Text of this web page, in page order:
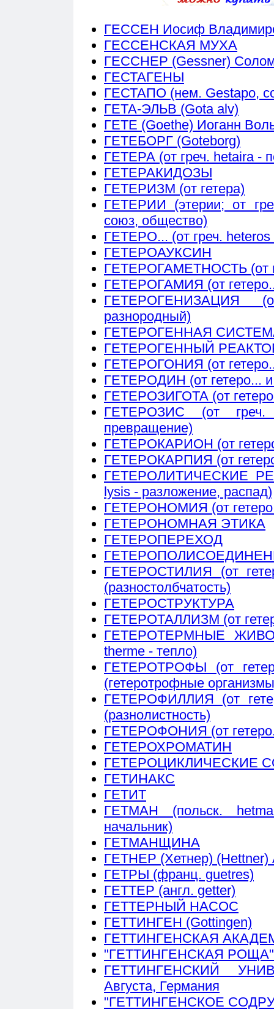
ГЕССЕН Иосиф
ГЕССЕНСКАЯ МУХА
ГЕССНЕР (Gessner)
ГЕСТАГЕНЫ
ГЕСТАПО (нем. Gestapo,
ГЕТА-ЭЛЬВ (Gota alv)
ГЕТЕ (Goethe) Иоганн
ГЕТЕБОРГ (Goteborg)
ГЕТЕРА (от греч. hetaira -
ГЕТЕРАКИДОЗЫ
ГЕТЕРИЗМ (от гетера)
ГЕТЕРИИ (этерии; от
союз, общество)
ГЕТЕРО... (от греч. heteros
ГЕТЕРОАУКСИН
ГЕТЕРОГАМЕТНОСТЬ (от
ГЕТЕРОГАМИЯ (от
ГЕТЕРОГЕНИЗАЦИЯ
разнородный)
ГЕТЕРОГЕННАЯ
ГЕТЕРОГЕННЫЙ
ГЕТЕРОГОНИЯ (от
ГЕТЕРОДИН (от гетеро... и
ГЕТЕРОЗИГОТА (от
ГЕТЕРОЗИС (от греч.
превращение)
ГЕТЕРОКАРИОН (от
ГЕТЕРОКАРПИЯ (от
ГЕТЕРОЛИТИЧЕСКИЕ
lysis - разложение, распад)
ГЕТЕРОНОМИЯ (от
ГЕТЕРОНОМНАЯ ЭТИКА
ГЕТЕРОПЕРЕХОД
ГЕТЕРОСТИЛИЯ (от
(разностолбчатость)
ГЕТЕРОСТРУКТУРА
ГЕТЕРОТАЛЛИЗМ (от
ГЕТЕРОТЕРМНЫЕ
therme - тепло)
ГЕТЕРОТРОФЫ (от
(гетеротрофные
ГЕТЕРОФИЛЛИЯ (от
(разнолистность)
ГЕТЕРОФОНИЯ (от
ГЕТЕРОХРОМАТИН
ГЕТЕРОЦИКЛИЧЕСКИЕ
ГЕТИНАКС
ГЕТИТ
ГЕТМАН (польск.
начальник)
ГЕТМАНЩИНА
ГЕТНЕР (Хетнер)
ГЕТРЫ (франц. guetres)
ГЕТТЕР (англ. getter)
ГЕТТЕРНЫЙ НАСОС
ГЕТТИНГЕН (Gottingen)
ГЕТТИНГЕНСКАЯ
"ГЕТТИНГЕНСКАЯ РОЩА"
ГЕТТИНГЕНСКИЙ
Августа, Германия
"ГЕТТИНГЕНСКОЕ